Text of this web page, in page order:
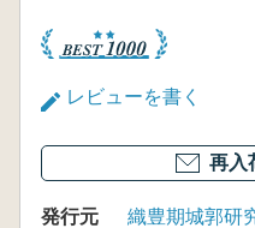
レビューを書く
再入
発行元
織豊期城郭研